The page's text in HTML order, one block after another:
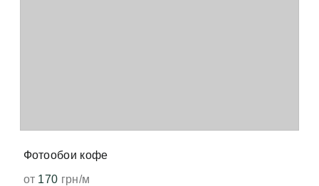
Фотообои кофе
от 170 грн/м